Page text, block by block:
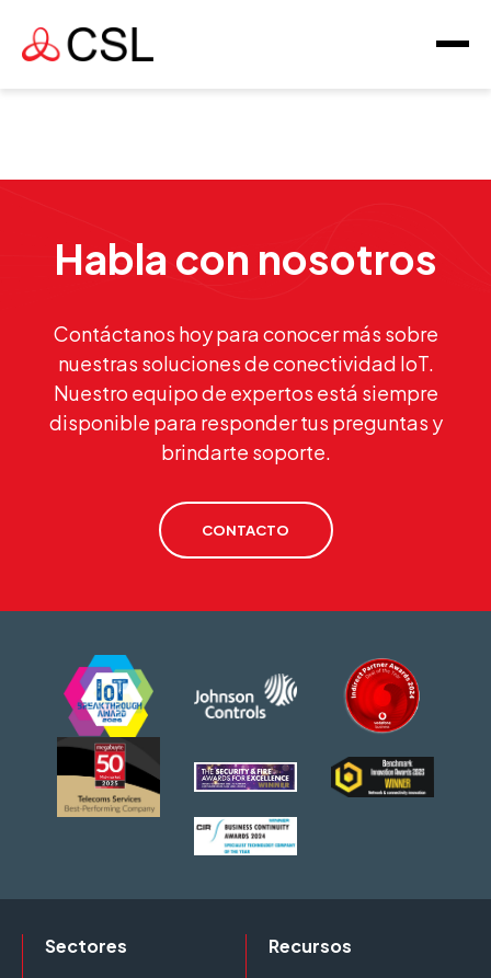
Habla con nosotros
Contáctanos hoy para conocer más sobre
nuestras soluciones de conectividad IoT.
Nuestro equipo de expertos está siempre
disponible para responder tus preguntas y
brindarte soporte.
CONTACTO
Sectores
Recursos